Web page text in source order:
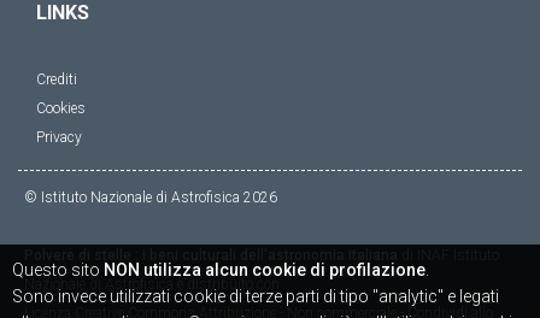
LINKS
Crediti
Cookies
Privacy
© Istituto Nazionale di Astrofisica 2026
Licenza
Creative Commons Attribuzione - Non commerciale - Condividi allo
Questo sito NON utilizza alcun cookie di profilazione
Sono invece utilizzati cookie di terze parti di tipo "analytic" e legati